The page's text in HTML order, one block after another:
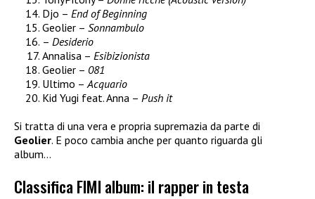
Djo – End of Beginning
Geolier – Sonnambulo
– Desiderio
Annalisa – Esibizionista
Geolier – 081
Ultimo –Acquario
Kid Yugi feat. Anna – Push it
Si tratta di una vera e propria supremazia da parte di
Geolier. E poco cambia anche per quanto riguarda gli
album…
Classifica FIMI album: il rapper in testa